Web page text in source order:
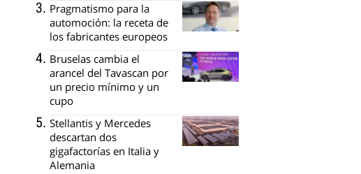
Pragmatismo para la
automoción: la receta de
los fabricantes europeos
Bruselas cambia el
arancel del Tavascan por
un precio mínimo y un
cupo
Stellantis y Mercedes
descartan dos
gigafactorías en Italia y
Alemania